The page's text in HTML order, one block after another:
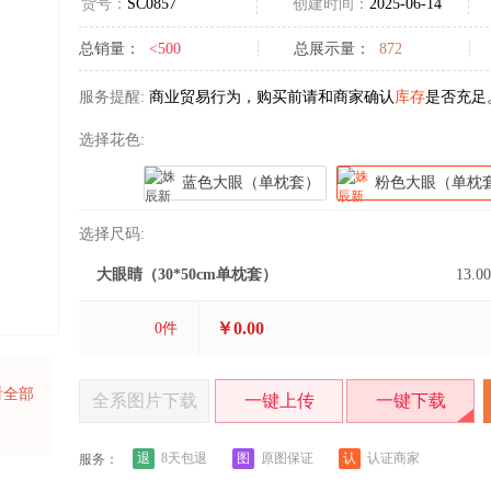
部
货号： SC0857 创建时间： 2025-06-14
总销量： <500 总展示量： 872
服务提醒: 商业贸易行为，购买前请和商家确认 库存是否充足
选择花色:
蓝色大眼（单枕套） 粉色大眼（单枕
选择尺码:
大眼睛（30*50cm单枕套） 13.00
0件 ￥0.00
全系图片下载 一键上传 一键下载
服务： 退 8天包退 图 原图保证 认 认证商家